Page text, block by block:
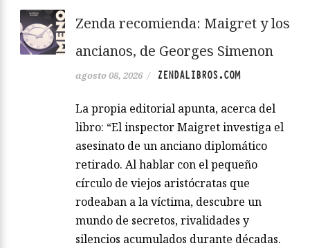
Zenda recomienda: Maigret y los
ancianos, de Georges Simenon
agosto 08, 2026 / ZENDALIBROS.COM
La propia editorial apunta, acerca del
libro: “El inspector Maigret investiga el
asesinato de un anciano diplomático
retirado. Al hablar con el pequeño
círculo de viejos aristócratas que
rodeaban a la víctima, descubre un
mundo de secretos, rivalidades y
silencios acumulados durante décadas.